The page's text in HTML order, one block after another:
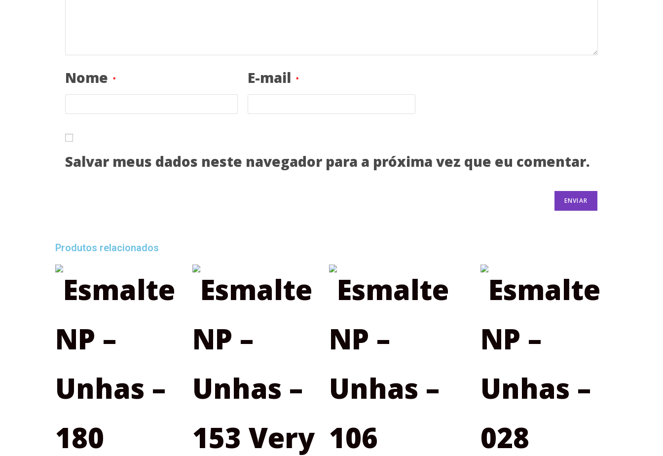
Nome * E-mail *
Salvar meus dados neste navegador para a próxima vez que eu comentar.
Produtos relacionados